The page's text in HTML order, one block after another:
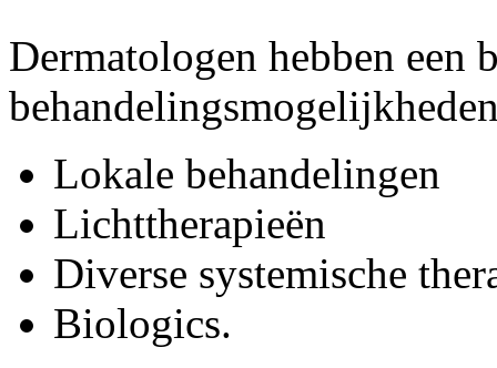
Dermatologen hebben een
Lokale behandelingen
Lichttherapieën
Diverse systemische
Biologics.